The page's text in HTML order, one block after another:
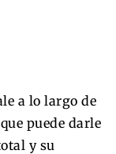
a lo largo de
puede darle
y su